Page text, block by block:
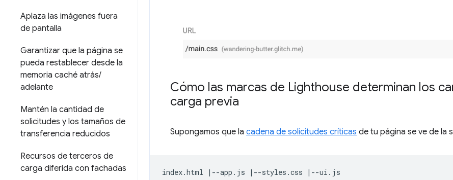
Aplaza las imágenes fuera
de pantalla
Garantizar que la página se
pueda restablecer desde la
memoria caché atrás/
adelante
Mantén la cantidad de
solicitudes y los tamaños de
transferencia reducidos
Recursos de terceros de
carga diferida con fachadas
Cómo las marcas de Lighthouse determinan los
carga previa
Supongamos que la cadena de solicitudes críticas de tu página se ve de la